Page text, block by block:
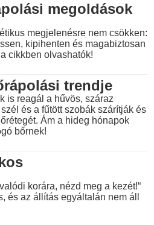
megoldások
megjelenésre nem csökken:
kipihenten és magabiztosan
cikkben olvashatók!
trendje
is reagál a hűvös, száraz
és a fűtött szobák szárítják és
Ám a hideg hónapok
bőrnek!
korára, nézd meg a kezét!“
és az állítás egyáltalán nem áll